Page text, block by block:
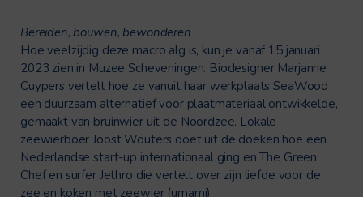
Bereiden, bouwen, bewonderen
Hoe veelzijdig deze macro alg is, kun je vanaf 15 januari
2023 zien in Muzee Scheveningen. BiodesignerMarjanne
Cuypers vertelt hoe ze vanuit haar werkplaatsSeaWood
een duurzaam alternatief voor plaatmateriaal ontwikkelde,
gemaakt van bruinwier uit de Noordzee. Lokale
zeewierboer Joost Wouters doet uit de doeken hoe een
Nederlandsestart-up internationaal ging en The Green
Chef en surfer Jethro die vertelt over zijn liefde voor de
zee en koken met zeewier (umami)